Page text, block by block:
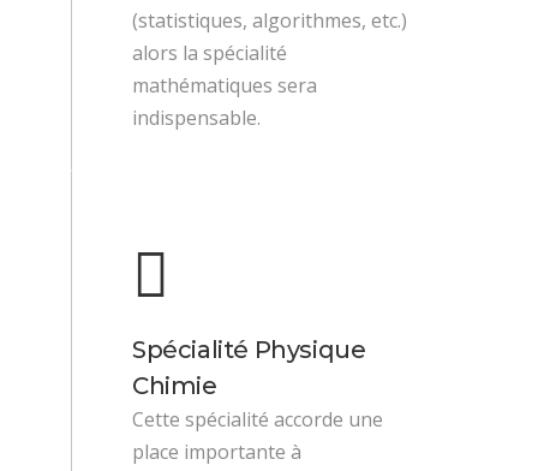
(statistiques, algorithmes, etc.)
alors la spécialité
mathématiques sera
indispensable.
Spécialité Physique
Chimie
Cette spécialité accorde une
place importante à